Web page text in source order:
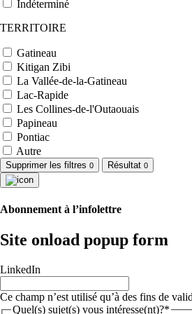
Indéterminé
TERRITOIRE
Gatineau
Kitigan Zibi
La Vallée-de-la-Gatineau
Lac-Rapide
Les Collines-de-l'Outaouais
Papineau
Pontiac
Autre
Supprimer les filtres 0 Résultat 0
Abonnement à l’infolettre
Site onload popup form
LinkedIn
Ce champ n’est utilisé qu’à des fins de
Quel(s) sujet(s) vous intéresse(nt)?*